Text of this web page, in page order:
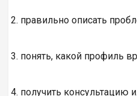
правильно описать
понять, какой профиль
получить консультацию